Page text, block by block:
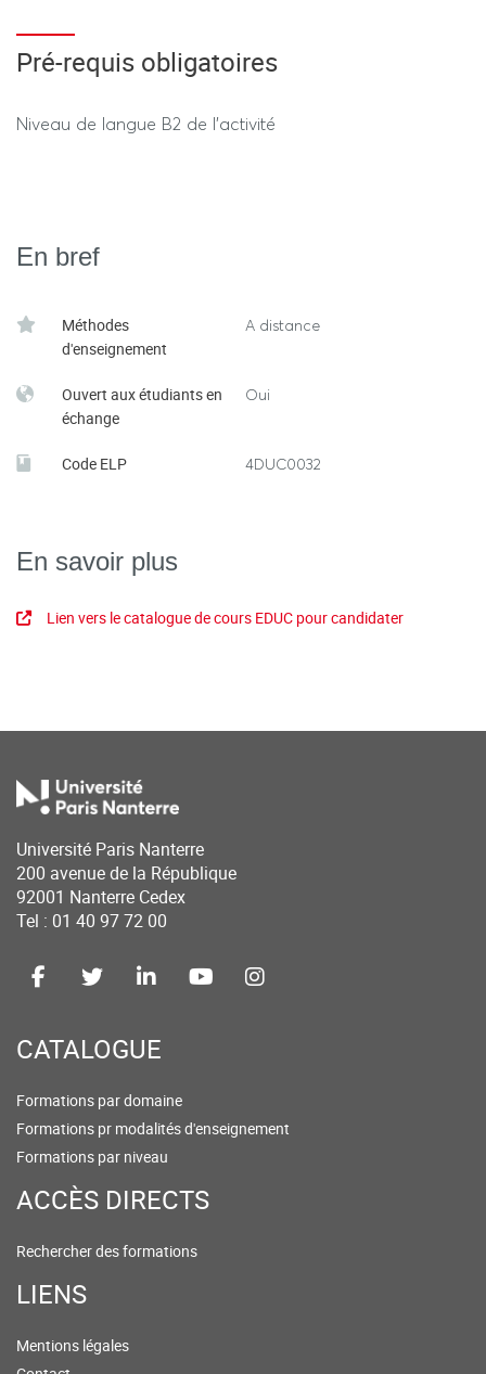
Pré-requis obligatoires
Niveau de langue B2 de l'activité
En bref
Méthodes
d'enseignement
A distance
Ouvert aux étudiants en
échange
Oui
Code ELP 4DUC0032
En savoir plus
Lien vers le catalogue de cours EDUC pour candidater
Université Paris Nanterre
200 avenue de la République
92001 Nanterre Cedex
Tel : 01 40 97 72 00
CATALOGUE
Formations par domaine
Formations pr modalités d'enseignement
Formations par niveau
ACCÈS DIRECTS
Rechercher des formations
LIENS
Mentions légales